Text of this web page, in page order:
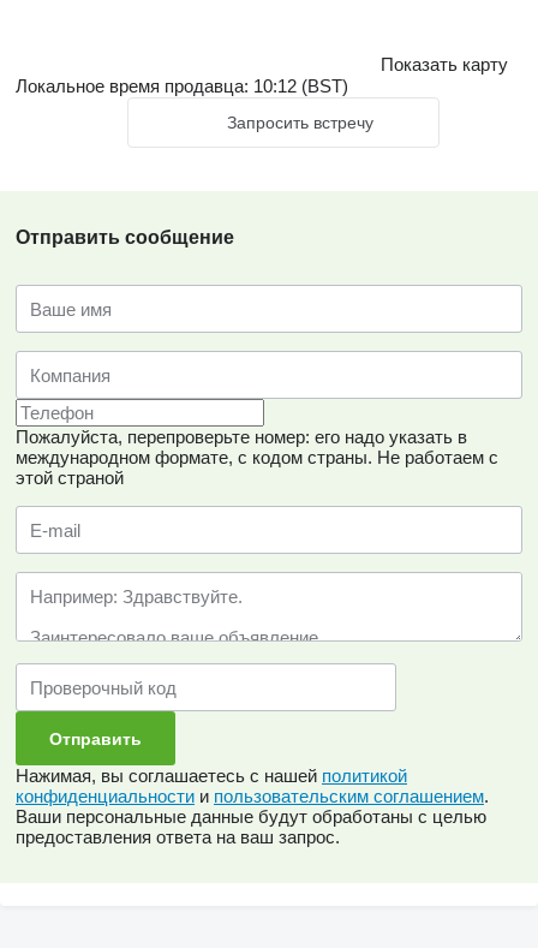
Показать карту
Локальное время продавца: 10:12 (BST)
Запросить встречу
Отправить сообщение
Пожалуйста, перепроверьте номер: его надо указать в
международном формате, с кодом страны. Не работаем с
этой страной
Нажимая, вы соглашаетесь с нашей политикой
конфиденциальности и пользовательским соглашением.
Ваши персональные данные будут обработаны с целью
предоставления ответа на ваш запрос.